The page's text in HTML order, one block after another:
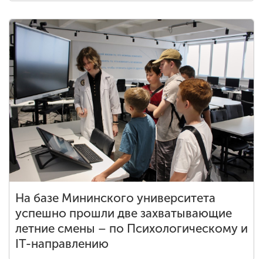
На базе Мининского университета
успешно прошли две захватывающие
летние смены – по Психологическому и
IT-направлению